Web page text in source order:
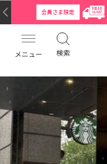
メニュー 検索